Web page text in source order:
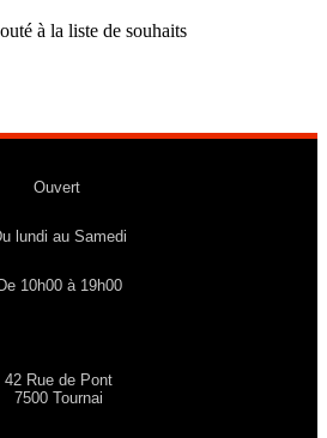
à la liste de souhaits
Ouvert
lundi au Samedi
10h00 à 19h00
42 Rue de Pont
7500 Tournai